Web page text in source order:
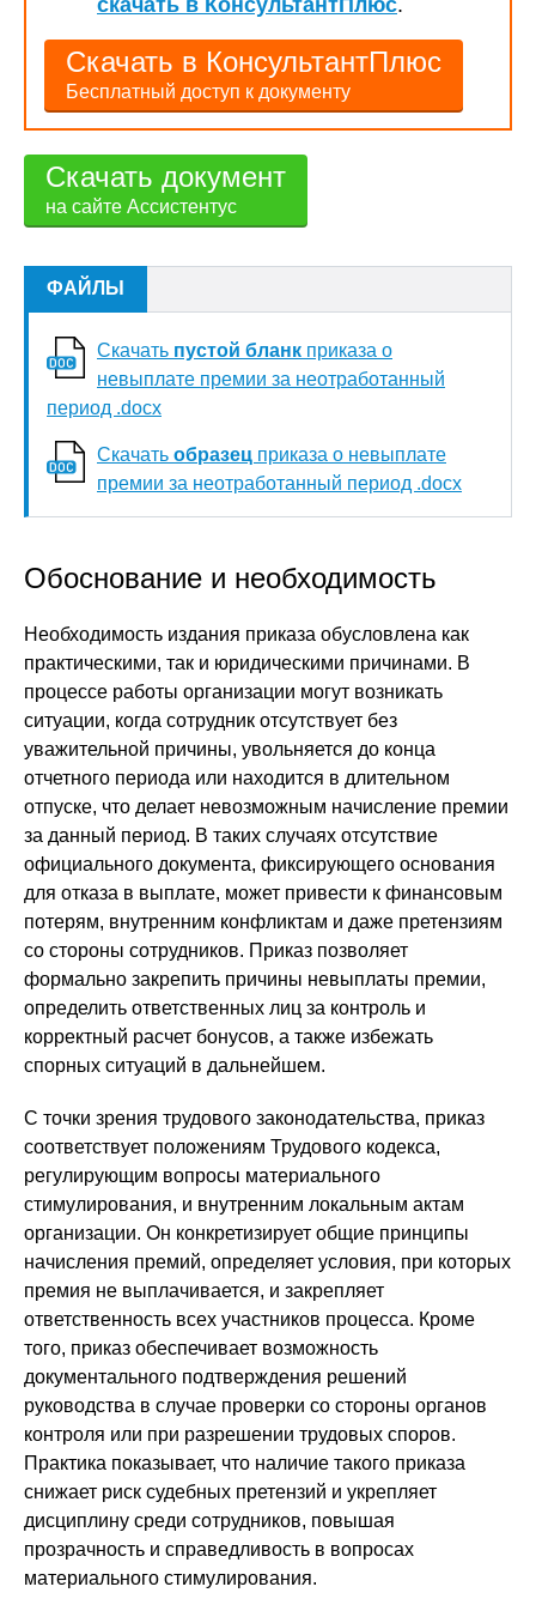
скачать в КонсультантПлюс.
Скачать в КонсультантПлюс
Бесплатный доступ к документу
Скачать документ
на сайте Ассистентус
ФАЙЛЫ
Скачать пустой бланк приказа о
невыплате премии за неотработанный
период .docx
Скачать образец приказа о невыплате
премии за неотработанный период .docx
Обоснование и необходимость
Необходимость издания приказа обусловлена как
практическими, так и юридическими причинами. В
процессе работы организации могут возникать
ситуации, когда сотрудник отсутствует без
уважительной причины, увольняется до конца
отчетного периода или находится в длительном
отпуске, что делает невозможным начисление премии
за данный период. В таких случаях отсутствие
официального документа, фиксирующего основания
для отказа в выплате, может привести к финансовым
потерям, внутренним конфликтам и даже претензиям
со стороны сотрудников. Приказ позволяет
формально закрепить причины невыплаты премии,
определить ответственных лиц за контроль и
корректный расчет бонусов, а также избежать
спорных ситуаций в дальнейшем.
С точки зрения трудового законодательства, приказ
соответствует положениям Трудового кодекса,
регулирующим вопросы материального
стимулирования, и внутренним локальным актам
организации. Он конкретизирует общие принципы
начисления премий, определяет условия, при которых
премия не выплачивается, и закрепляет
ответственность всех участников процесса. Кроме
того, приказ обеспечивает возможность
документального подтверждения решений
руководства в случае проверки со стороны органов
контроля или при разрешении трудовых споров.
Практика показывает, что наличие такого приказа
снижает риск судебных претензий и укрепляет
дисциплину среди сотрудников, повышая
прозрачность и справедливость в вопросах
материального стимулирования.